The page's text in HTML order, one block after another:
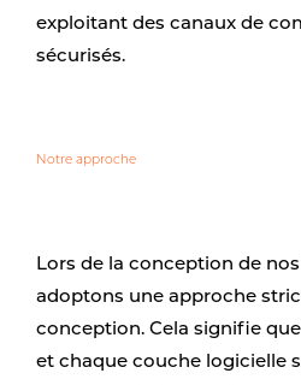
exploitant des canaux de
sécurisés.
Notre approche
Lors de la conception de
adoptons une approche
conception. Cela signifie
et chaque couche logicielle